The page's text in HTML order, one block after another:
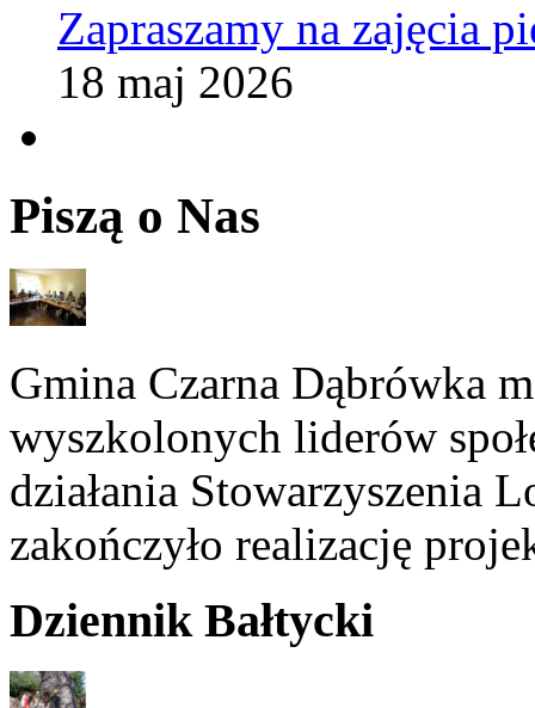
Zapraszamy na zajęcia
18 maj 2026
Piszą o Nas
Gmina Czarna Dąbrówka
wyszkolonych liderów
działania Stowarzyszenia
zakończyło realizację
Dziennik Bałtycki